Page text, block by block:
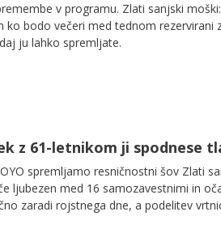
v programu. Zlati sanjski
ko bodo večeri med tednom rezervirani
ju lahko spremljate.
z 61-letnikom ji spodnese
spremljamo resničnostni šov Zlati
ljubezen med 16 samozavestnimi in
zaradi rojstnega dne, a podelitev